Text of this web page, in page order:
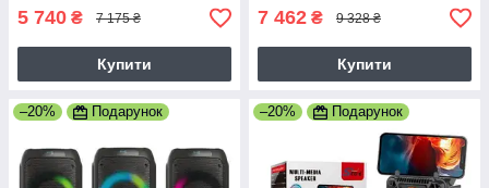
5 740 ₴ 7 175 ₴
Купити
7 462 ₴ 9 328 ₴
Купити
–20% Подарунок –20% Подарунок